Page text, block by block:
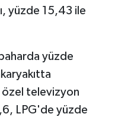
yüzde 15,43 ile
yüzde
televizyon
LPG'de yüzde